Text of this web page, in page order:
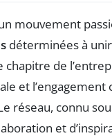
mouvement
déterminées à
chapitre de
et
réseau, connu
et